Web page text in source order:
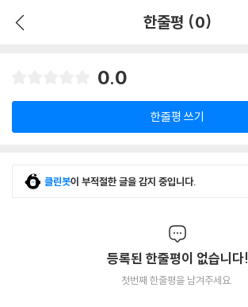
한줄평 (0)
0.0
한줄평 쓰기
클린봇이 부적절한 글을 감지 중입니다.
등록된 한줄평이 없습니다!
첫번째 한줄평을 남겨주세요.